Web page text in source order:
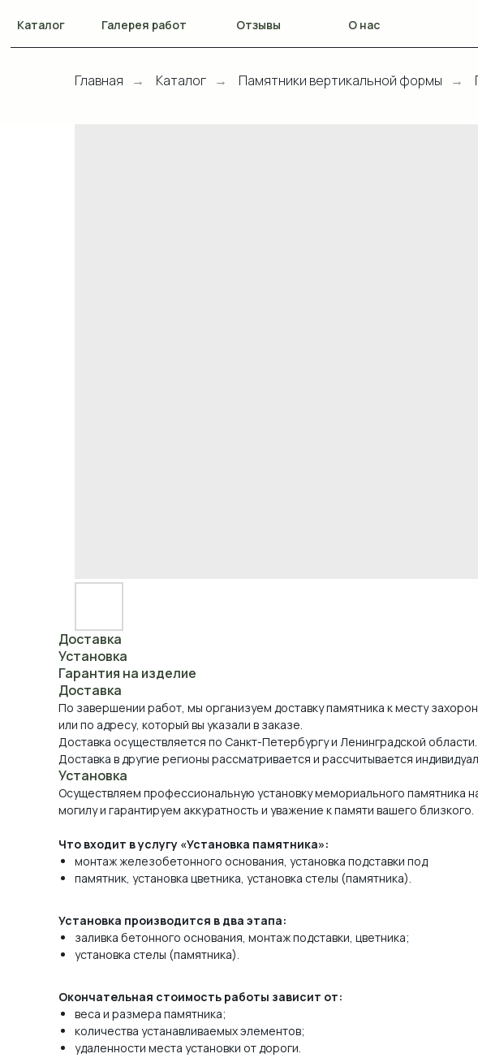
О нас
Отзывы
Галерея работ
Каталог
Главная → Каталог → Памятники вертикальной формы →
Доставка
Установка
Гарантия на изделие
Доставка
По завершении работ, мы организуем доставку памятника к месту
или по адресу, который вы указали в заказе.
Доставка осуществляется по Санкт-Петербургу и Ленинградской области.
Доставка в другие регионы рассматривается и рассчитывается
Установка
Осуществляем профессиональную установку мемориального памятника
могилу и гарантируем аккуратность и уважение к памяти вашего близкого.
Что входит в услугу «Установка памятника»:
монтаж железобетонного основания, установка подставки под
памятник, установка цветника, установка стелы (памятника).
Установка производится в два этапа:
заливка бетонного основания, монтаж подставки, цветника;
установка стелы (памятника).
Окончательная стоимость работы зависит от:
веса и размера памятника;
количества устанавливаемых элементов;
удаленности места установки от дороги.